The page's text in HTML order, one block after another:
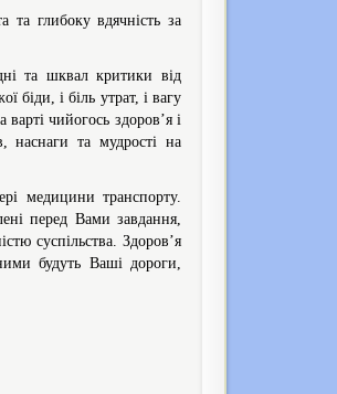
та глибоку вдячність за
та шквал критики від
біди, і біль утрат, і вагу
чийогось здоров’я і
наснаги та мудрості на
медицини транспорту.
перед Вами завдання,
суспільства. Здоров’я
будуть Ваші дороги,